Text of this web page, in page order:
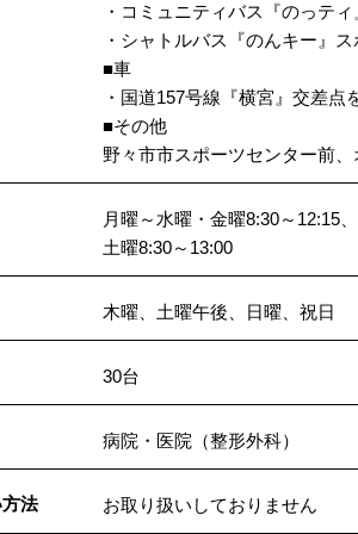
・コミュニティバス『のっテ
・シャトルバス『のんキー』
■車
・国道157号線『横宮』交差
■その他
野々市市スポーツセンター前
月曜～水曜・金曜8:30～12:15
土曜8:30～13:00
木曜、土曜午後、日曜、祝日
30台
病院・医院（整形外科）
法 お取り扱いしておりません